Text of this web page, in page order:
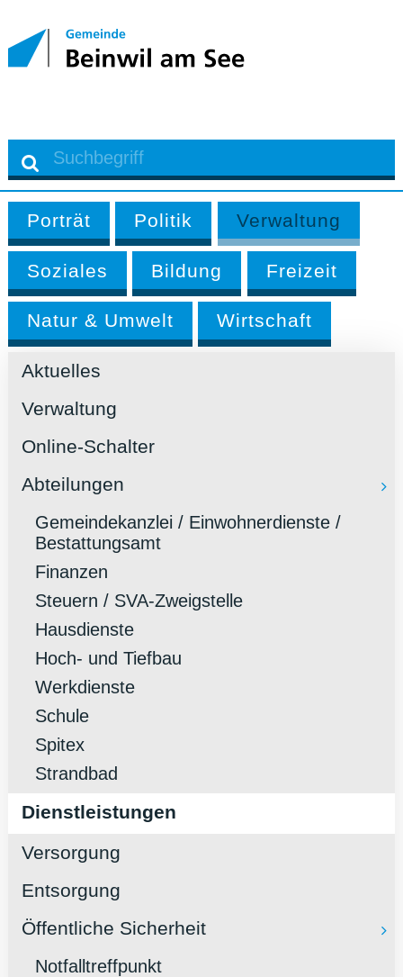
Porträt Politik Verwaltung
Soziales Bildung Freizeit
Natur & Umwelt Wirtschaft
Aktuelles
Verwaltung
Online-Schalter
Abteilungen
Gemeindekanzlei / Einwohnerdienste /
Bestattungsamt
Finanzen
Steuern / SVA-Zweigstelle
Hausdienste
Hoch- und Tiefbau
Werkdienste
Schule
Spitex
Strandbad
Dienstleistungen
Versorgung
Entsorgung
Öffentliche Sicherheit
Notfalltreffpunkt